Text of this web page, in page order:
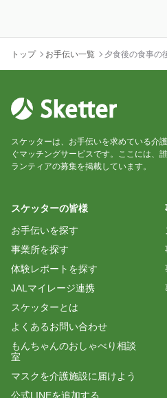
トップ お手伝い一覧 夕食後の食事の
スケッターは、お手伝いを求めている介
ぐマッチングサービスです。ここには、
ランティアの募集を掲載しています。
スケッターの皆様
お手伝いを探す
事業所を探す
体験レポートを探す
JALマイレージ連携
スケッターとは
よくあるお問い合わせ
もんちゃんのおしゃべり相談
室
マスクを介護施設に届けよう
公式LINEを追加する